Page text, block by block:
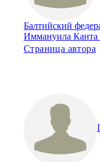
Балтийский
Иммануила Канта
Страница автора